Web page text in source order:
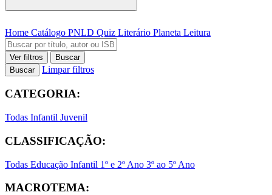
Home Catálogo PNLD Quiz Literário Planeta Leitura
Ver filtros
Buscar
Buscar
Limpar filtros
CATEGORIA:
Todas Infantil Juvenil
CLASSIFICAÇÃO:
Todas Educação Infantil 1º e 2º Ano 3º ao 5º Ano
MACROTEMA: